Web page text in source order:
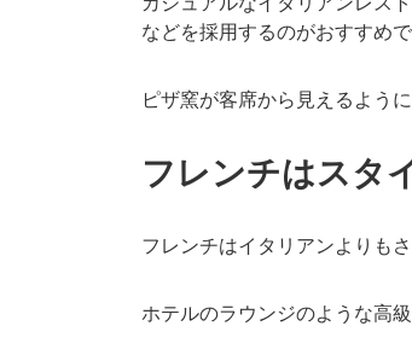
などを採用するのがおすすめで
ピザ窯が客席から見えるよう
フレンチはスタ
フレンチはイタリアンよりも
ホテルのラウンジのような高